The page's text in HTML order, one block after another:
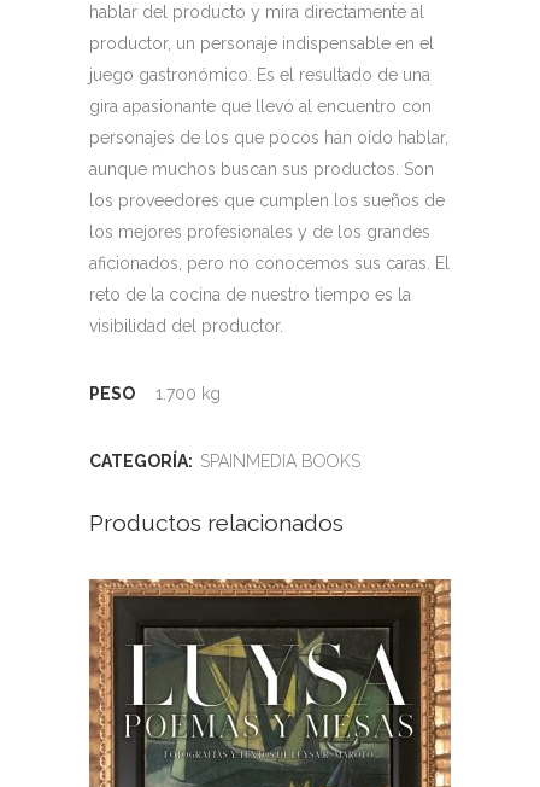
hablar del producto y mira directamente al
productor, un personaje indispensable en el
juego gastronómico. Es el resultado de una
gira apasionante que llevó al encuentro con
personajes de los que pocos han oído hablar,
aunque muchos buscan sus productos. Son
los proveedores que cumplen los sueños de
los mejores profesionales y de los grandes
aficionados, pero no conocemos sus caras. El
reto de la cocina de nuestro tiempo es la
visibilidad del productor.
PESO 1.700 kg
CATEGORÍA: SPAINMEDIA BOOKS
Productos relacionados